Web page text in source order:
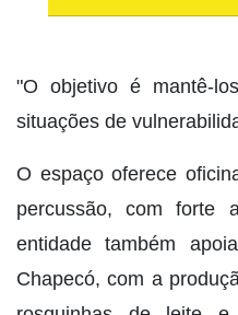
"O objetivo é mantê-
situações de
O espaço oferece
percussão, com forte
entidade também
Chapecó, com a